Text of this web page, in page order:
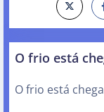
O frio está
O frio está